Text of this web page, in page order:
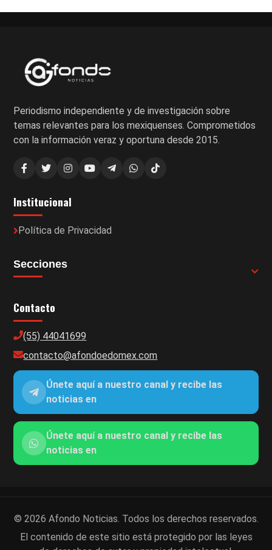
Periodismo independiente y de investigación sobre
temas relevantes para los mexiquenses. Comprometidos
con la información veraz y oportuna desde 2015.
Institucional
Política de Privacidad
Secciones
Contacto
(55) 44041699
contacto@afondoedomex.com
Únete aquí a nuestro canal y recibe las
noticias en
Únete aquí a nuestro canal y recibe las
noticias en
© 2026 Afondo Noticias. Todos los derechos reservados.
El contenido de este sitio está protegido por las leyes